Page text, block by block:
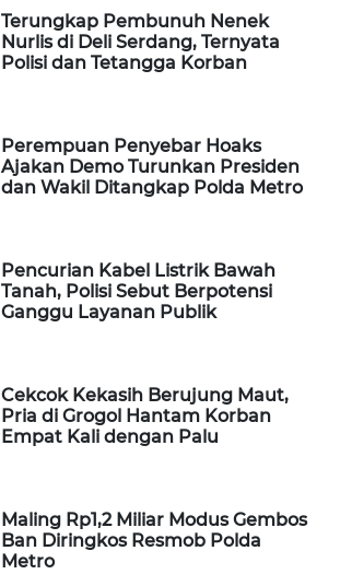
Terungkap Pembunuh Nenek
Nurlis di Deli Serdang, Ternyata
Polisi dan Tetangga Korban
Perempuan Penyebar Hoaks
Ajakan Demo Turunkan Presiden
dan Wakil Ditangkap Polda Metro
Pencurian Kabel Listrik Bawah
Tanah, Polisi Sebut Berpotensi
Ganggu Layanan Publik
Cekcok Kekasih Berujung Maut,
Pria di Grogol Hantam Korban
Empat Kali dengan Palu
Maling Rp1,2 Miliar Modus Gembos
Ban Diringkos Resmob Polda
Metro